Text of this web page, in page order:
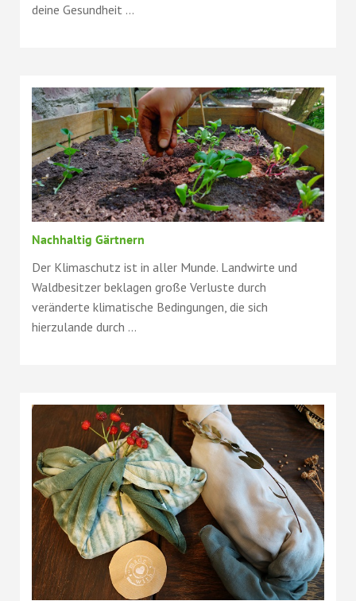
deine Gesundheit ...
Nachhaltig Gärtnern
Der Klimaschutz ist in aller Munde. Landwirte und
Waldbesitzer beklagen große Verluste durch
veränderte klimatische Bedingungen, die sich
hierzulande durch ...